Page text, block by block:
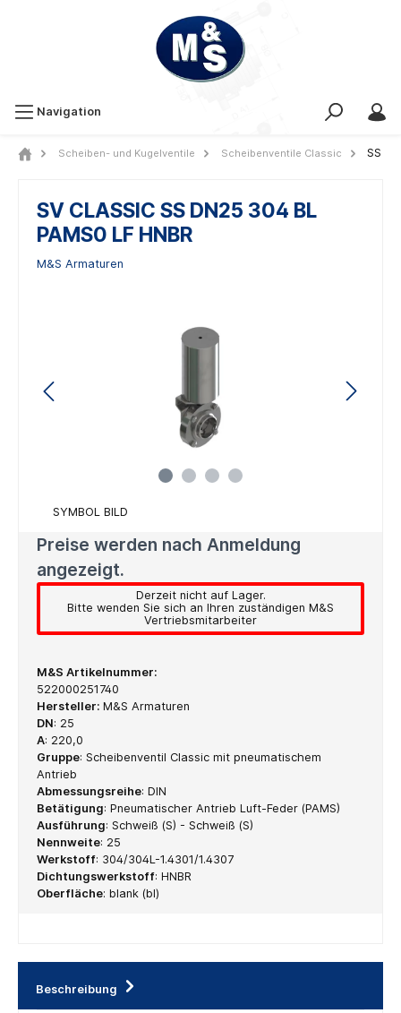
Navigation
Scheiben- und Kugelventile Scheibenventile Classic SS
SV CLASSIC SS DN25 304 BL
PAMS0 LF HNBR
M&S Armaturen
SYMBOL BILD
Preise werden nach Anmeldung
angezeigt.
Derzeit nicht auf Lager.
Bitte wenden Sie sich an Ihren zuständigen M&S
Vertriebsmitarbeiter
M&S Artikelnummer:
522000251740
Hersteller: M&S Armaturen
DN: 25
A: 220,0
Gruppe: Scheibenventil Classic mit pneumatischem
Antrieb
Abmessungsreihe: DIN
Betätigung: Pneumatischer Antrieb Luft-Feder (PAMS)
Ausführung: Schweiß (S) - Schweiß (S)
Nennweite: 25
Werkstoff: 304/304L-1.4301/1.4307
Dichtungswerkstoff: HNBR
Oberfläche: blank (bl)
Beschreibung